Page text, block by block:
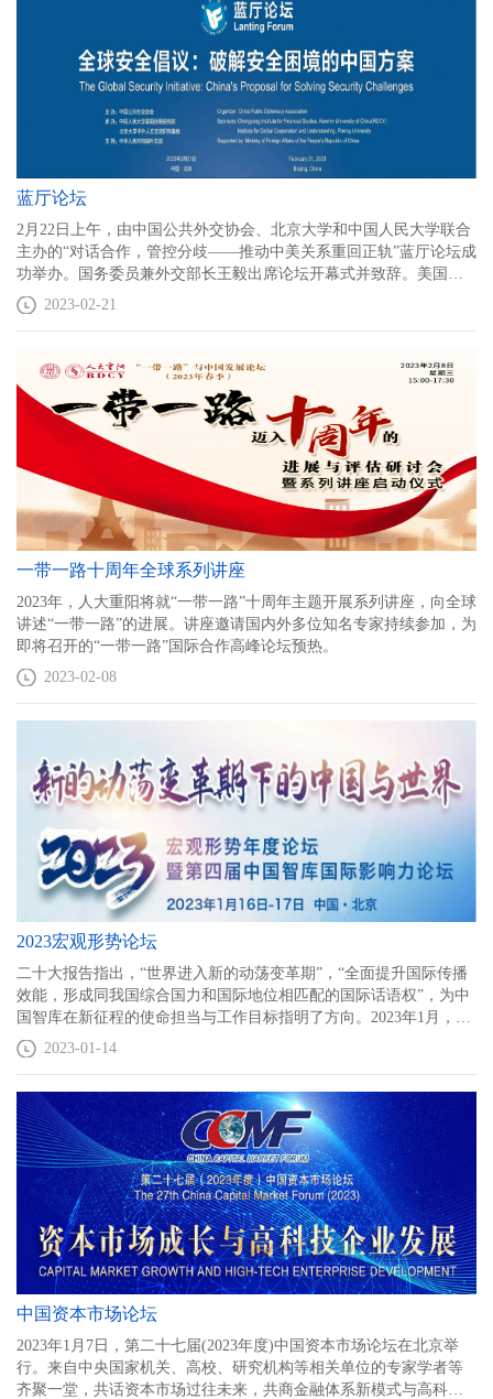
蓝厅论坛
2月22日上午，由中国公共外交协会、北京大学和中国人民大学联合
主办的“对话合作，管控分歧——推动中美关系重回正轨”蓝厅论坛成
功举办。国务委员兼外交部长王毅出席论坛开幕式并致辞。美国前
财政部长亨利·保尔森，美国亚洲协会会长、澳大利亚前总理陆克
文，北京大学校长郝平，美国史带金融财团董事长兼CEO莫里斯·格
场平行分论坛，分别围绕“重塑政治互信”“重建经贸均衡”“重启人文
交流”展开研讨。 中国人民大学重阳金融研究院是本次论坛的主要承
办方之一，承接大量会务与中外嘉宾邀请事务，并主持分论坛二。
论坛以网络视频连线形式召开。政商、教育、文化、体育等40多位
中外代表参加。这是拜登执政以来中国机构主办的第一场中美对
话。
2023-02-21
一带一路十周年全球系列讲座
2023年，人大重阳将就“一带一路”十周年主题开展系列讲座，向全球
讲述“一带一路”的进展。讲座邀请国内外多位知名专家持续参加，为
即将召开的“一带一路”国际合作高峰论坛预热。
2023-02-08
2023宏观形势论坛
二十大报告指出，“世界进入新的动荡变革期”，“全面提升国际传播
效能，形成同我国综合国力和国际地位相匹配的国际话语权”，为中
国智库在新征程的使命担当与工作目标指明了方向。2023年1月，中
国人民大学重阳金融研究院（人大重阳）建院十周年。继成功在
2017、2019、2020年连续举办三届“中国智库国际影响力论坛”，以及
在北京召开由人大重阳主办、中国人民大学全球治理研究中心、中
国人民大学中美人文交流研究中心、巨丰金融研究院联合承办的
2023年宏观形势年度论坛暨第四届中国智库国际影响力论坛，邀请
政府官员、专家学者、企业及媒体代表，共同探讨新的动荡变革期
下中国与世界所面临的机遇与挑战。
2023-01-14
中国资本市场论坛
2023年1月7日，第二十七届(2023年度)中国资本市场论坛在北京举
行。来自中央国家机关、高校、研究机构等相关单位的专家学者等
齐聚一堂，共话资本市场过往未来，共商金融体系新模式与高科技